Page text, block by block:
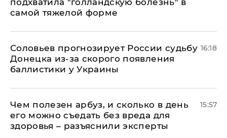
подхватила "голландскую болезнь" в
самой тяжелой форме
Соловьев прогнозирует России судьбу
Донецка из-за скорого появления
баллистики у Украины
16:18
Чем полезен арбуз, и сколько в день
его можно съедать без вреда для
здоровья – разъяснили эксперты
15:57